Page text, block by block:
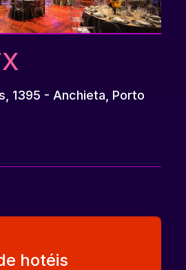
1395 - Anchieta, Porto
hotéis